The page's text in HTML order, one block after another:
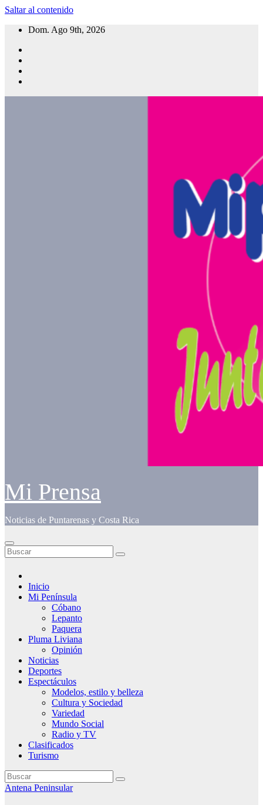
Saltar al contenido
Dom. Ago 9th, 2026
Mi Prensa
Noticias de Puntarenas y Costa Rica
Inicio
Mi Península
Cóbano
Lepanto
Paquera
Pluma Liviana
Opinión
Noticias
Deportes
Espectáculos
Modelos, estilo y belleza
Cultura y Sociedad
Variedad
Mundo Social
Radio y TV
Clasificados
Turismo
Antena Peninsular